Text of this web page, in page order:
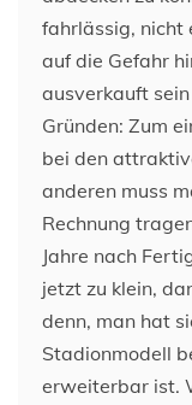
fahrlässig, nicht
auf die Gefahr
ausverkauft
Gründen: Zum
bei den
anderen muss
Rechnung
Jahre nach
jetzt zu klein,
denn, man hat
Stadionmodell
erweiterbar ist.